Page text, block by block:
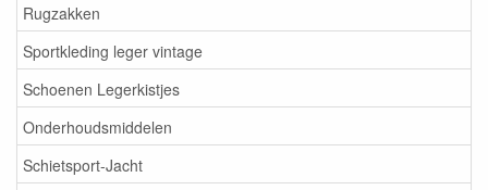
Rugzakken
Sportkleding leger vintage
Schoenen Legerkistjes
Onderhoudsmiddelen
Schietsport-Jacht